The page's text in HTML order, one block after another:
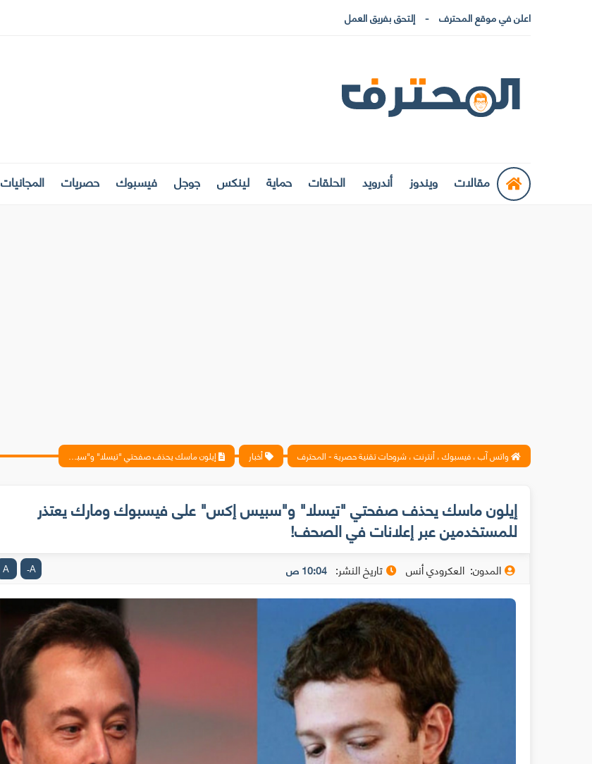
اعلن في موقع المحترف إلتحق بفريق العمل
مقالات ويندوز أندرويد الحلقات حماية لينكس جوجل فيسبوك حصريات المجانيات
واتس آب ، فيسبوك ، أنترنت ، شروحات تقنية حصرية - المحترف أخبار إيلون ماسك يحذف صفحتي "تيسلا" و"سبيس إكس" على فيسبوك ومارك يعتذر للمستخدمين عبر إعلانات في الصحف!
إيلون ماسك يحذف صفحتي "تيسلا" و"سبيس إكس" على فيسبوك ومارك يعتذر
للمستخدمين عبر إعلانات في الصحف!
المدون: العكرودي أنس تاريخ النشر: 10:04 ص A
-
A